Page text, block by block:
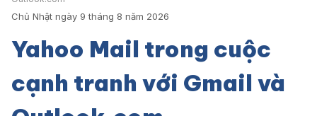
Chủ Nhật ngày 9 tháng 8 năm 2026
Yahoo Mail trong cuộc
cạnh tranh với Gmail và